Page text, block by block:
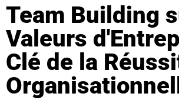
Team Building
Valeurs
Clé de la